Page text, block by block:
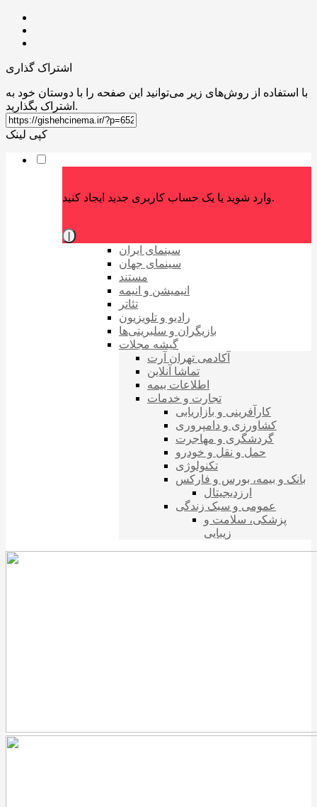
اشتراک گذاری
با استفاده از روش‌های زیر می‌توانید این صفحه را با دوستان خود به
اشتراک بگذارید.
کپی لینک
وارد شوید یا یک حساب کاربری جدید ایجاد کنید.
سینمای ایران
سینمای جهان
مستند
انیمیشن و انیمه
تئاتر
رادیو و تلویزیون
بازیگران و سلبریتی‌ها
گیشه مجلات
آکادمی تهران آرت
تماشا آنلاین
اطلاعات بیمه
تجارت و خدمات
کارآفرینی و بازاریابی
کشاورزی و دامپروری
گردشگری و مهاجرت
حمل و نقل و خودرو
تکنولوژی
بانک و بیمه، بورس و فارکس
ارزدیجیتال
عمومی و سبک زندگی
پزشکی، سلامت و
زیبایی